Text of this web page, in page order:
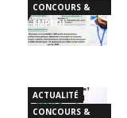
CONCOURS &
EMPLOI
ACTUALITÉ
CONCOURS &